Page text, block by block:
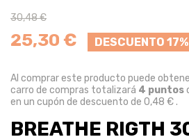
30,48 €
25,30 € DESCUENTO 17%
Al comprar este producto puede
carro de compras totalizará 4 puntos
en un cupón de descuento de 0,48 €.
BREATHE RIGTH